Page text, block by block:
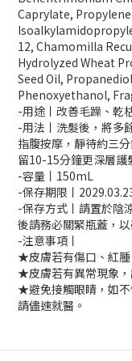
Caprylate,
12, Chamomilla
Hydrolyzed Wheat
Seed Oil,
Phenoxyethanol,
-用途丨改善毛躁、乾
-用法丨洗髮後，將多
指腹按摩，靜待約三
留10-15分鐘更深層護
-容量丨150mL
-保存期限丨
-保存方式丨請置於陰
後請務必關緊瓶蓋，
-注意事項丨
★皮膚若有傷口、紅腫
★皮膚若有異常現象，
★避免接觸眼睛，如不
請儘速就醫。